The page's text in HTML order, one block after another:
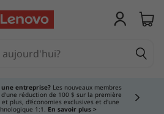
entreprise?Les nouveaux membres
réduction de 100 $ sur la première
plus, d'économies exclusives et d'une
1:1. En savoir plus >
item 3 of 5